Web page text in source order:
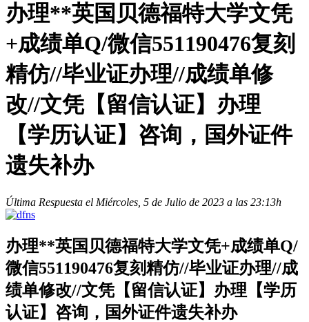
办理**英国贝德福特大学文凭
+成绩单Q/微信551190476复刻
精仿//毕业证办理//成绩单修
改//文凭【留信认证】办理
【学历认证】咨询，国外证件
遗失补办
Última Respuesta el Miércoles, 5 de Julio de 2023 a las 23:13h
办理**英国贝德福特大学文凭+成绩单Q/
微信551190476复刻精仿//毕业证办理//成
绩单修改//文凭【留信认证】办理【学历
认证】咨询，国外证件遗失补办